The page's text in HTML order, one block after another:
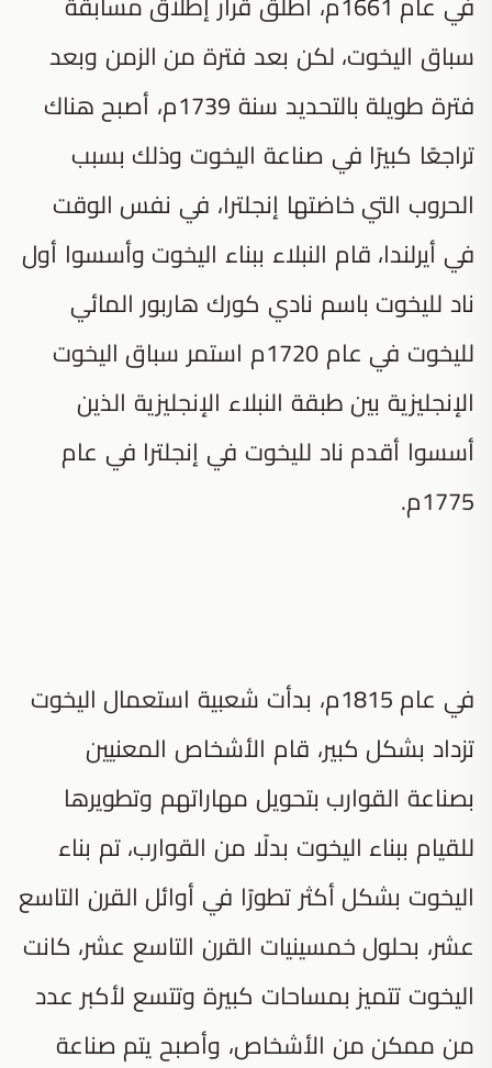
سباق اليخوت، لكن بعد فترة من الزمن وبعد
فترة طويلة بالتحديد سنة 1739م، أصبح هناك
تراجعًا كبيرًا في صناعة اليخوت وذلك بسبب
الحروب التي خاضتها إنجلترا، في نفس الوقت
في أيرلندا، قام النبلاء ببناء اليخوت وأسسوا أول
ناد لليخوت باسم نادي كورك هاربور المائي
لليخوت في عام 1720م استمر سباق اليخوت
الإنجليزية بين طبقة النبلاء الإنجليزية الذين
أسسوا أقدم ناد لليخوت في إنجلترا في عام
1775م.
في عام 1815م، بدأت شعبية استعمال اليخوت
تزداد بشكل كبير، قام الأشخاص المعنيين
بصناعة القوارب بتحويل مهاراتهم وتطويرها
للقيام ببناء اليخوت بدلًا من القوارب، تم بناء
اليخوت بشكل أكثر تطورًا في أوائل القرن التاسع
عشر، بحلول خمسينيات القرن التاسع عشر، كانت
اليخوت تتميز بمساحات كبيرة وتتسع لأكبر عدد
من ممكن من الأشخاص، وأصبح يتم صناعة